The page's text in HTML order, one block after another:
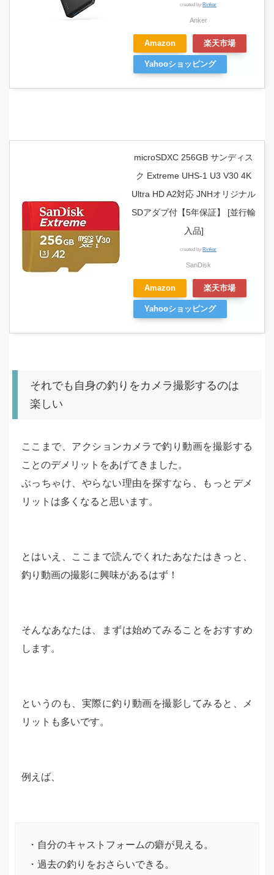
created by Rinker
Anker
Amazon 楽天市場
Yahooショッピング
microSDXC 256GB サンディス
ク Extreme UHS-1 U3 V30 4K
Ultra HD A2対応 JNHオリジナル
SDアダプ付【5年保証】 [並行輸
入品]
created by Rinker
SanDisk
Amazon 楽天市場
Yahooショッピング
それでも自身の釣りをカメラ撮影するのは
楽しい
ここまで、アクションカメラで釣り動画を撮影する
ことのデメリットをあげてきました。
ぶっちゃけ、やらない理由を探すなら、もっとデメ
リットは多くなると思います。
とはいえ、ここまで読んでくれたあなたはきっと、
釣り動画の撮影に興味があるはず！
そんなあなたは、まずは始めてみることをおすすめ
します。
というのも、実際に釣り動画を撮影してみると、メ
リットも多いです。
例えば、
・自分のキャストフォームの癖が見える。
・過去の釣りをおさらいできる。